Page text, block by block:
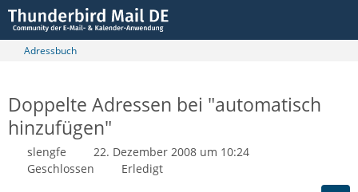
Adressbuch
Doppelte Adressen bei "automatisch
hinzufügen"
slengfe
22. Dezember 2008 um 10:24
Geschlossen
Erledigt